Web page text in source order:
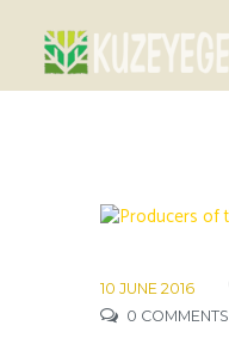
10 JUNE 2016
0 COMMENTS